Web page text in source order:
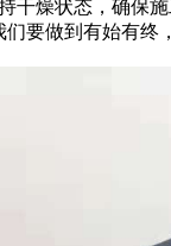
燥状态，确保施
做到有始有终